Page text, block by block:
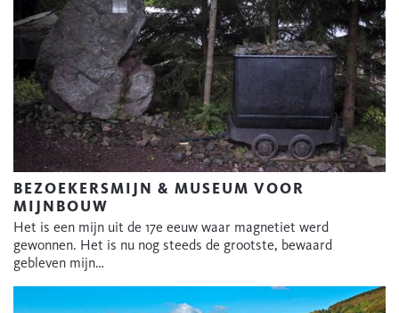
BEZOEKERSMIJN & MUSEUM VOOR
MIJNBOUW
Het is een mijn uit de 17e eeuw waar magnetiet werd
gewonnen. Het is nu nog steeds de grootste, bewaard
gebleven mijn…